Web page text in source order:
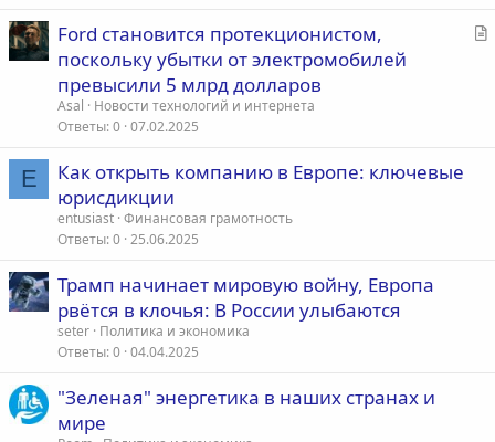
С
Ford становится протекционистом,
поскольку убытки от электромобилей
превысили 5 млрд долларов
Asal
Новости технологий и интернета
Ответы 0 07.02.2025
E
Как открыть компанию в Европе: ключевые
юрисдикции
entusiast Финансовая грамотность
Ответы 0 25.06.2025
Трамп начинает мировую войну, Европа
рвётся в клочья: В России улыбаются
seter Политика и экономика
Ответы 0 04.04.2025
"Зеленая" энергетика в наших странах и
мире